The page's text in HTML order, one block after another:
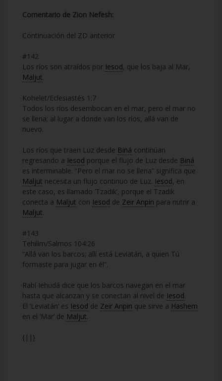
Comentario de Zion Nefesh:
Continuación del ZD anterior
#142
Los ríos son atraídos por Iesod, que los baja al Mar,
Maljut.
Kohelet/Eclesiastés 1:7
Todos los ríos desembocan en el mar, pero el mar no
se llena; al lugar a donde van los ríos, allá van de
nuevo.
Los ríos que traen Luz desde Biná continúan
regresando a Iesod porque el flujo de Luz desde Biná
es interminable. “Pero el mar no se llena” significa que
Maljut necesita un flujo continuo de Luz. Iesod, en
este caso, es llamado ‘Tzadik’, porque el Tzadik
conecta a Maljut con Iesod de Zeir Anpin para nutrir a
Maljut.
#143
Tehilim/Salmos 104:26
“Allá van los barcos; allí está Leviatán, a quien Tú
formaste para jugar en él”.
Rabí Iehudá dice que los barcos navegan en el mar
hasta que alcanzan y se conectan al nivel de Iesod.
El ‘Leviatán’ es Iesod de Zeir Anpin que sirve a Hashem
en el ‘Mar’ de Maljut.
{||}